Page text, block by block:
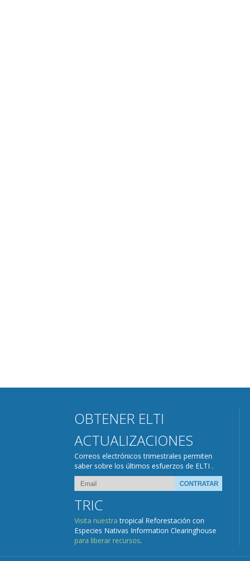
OBTENER ELTI
ACTUALIZACIONES
Correos electrónicos trimestrales permiten
saber sobre los últimos esfuerzos de ELTI .
TRIC
Visita nuestra tropical Reforestación con
Especies Nativas Information Clearinghouse
para liberar recursos.